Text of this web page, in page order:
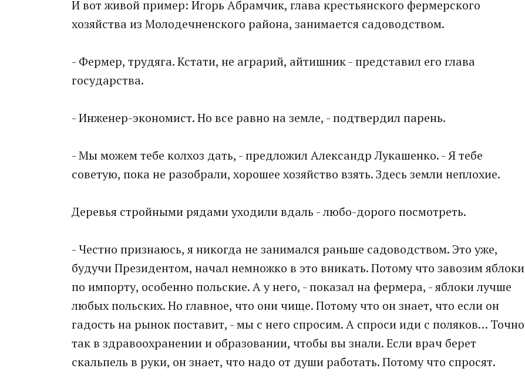
И вот живой пример: Игорь Абрамчик, глава крестьянского фермерского
хозяйства из Молодечненского района, занимается садоводством.
- Фермер, трудяга. Кстати, не аграрий, айтишник - представил его глава
государства.
- Инженер-экономист. Но все равно на земле, - подтвердил парень.
- Мы можем тебе колхоз дать, - предложил Александр Лукашенко. - Я тебе
советую, пока не разобрали, хорошее хозяйство взять. Здесь земли неплохие.
Деревья стройными рядами уходили вдаль - любо-дорого посмотреть.
- Честно признаюсь, я никогда не занимался раньше садоводством. Это уже,
будучи Президентом, начал немножко в это вникать. Потому что завозим яблоки
по импорту, особенно польские. А у него, - показал на фермера, - яблоки лучше
любых польских. Но главное, что они чище. Потому что он знает, что если он
гадость на рынок поставит, - мы с него спросим. А спроси иди с поляков… Точно
так в здравоохранении и образовании, чтобы вы знали. Если врач берет
скальпель в руки, он знает, что надо от души работать. Потому что спросят.